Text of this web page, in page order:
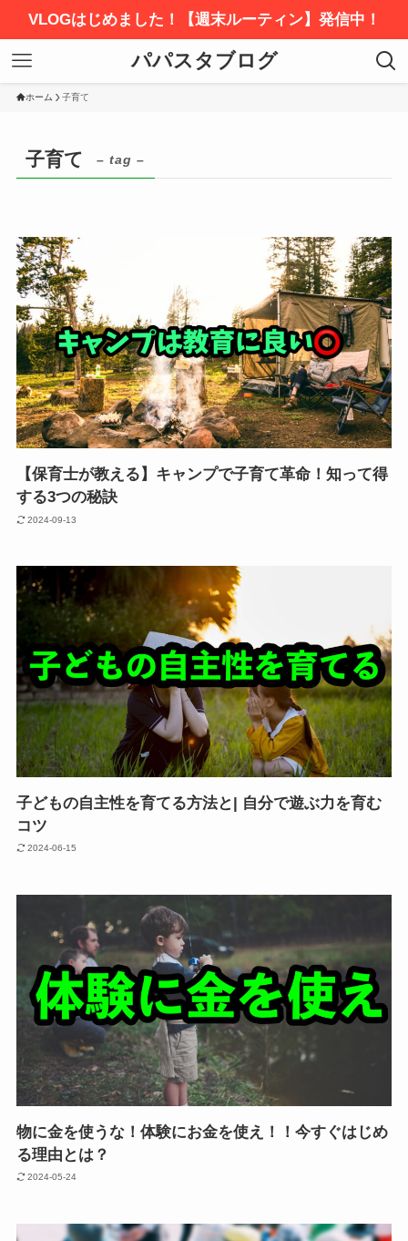
VLOGはじめました！【週末ルーティン】発信中！
パパスタブログ
ホーム 子育て
子育て – tag –
【保育士が教える】キャンプで子育て革命！知って得
する3つの秘訣
2024-09-13
子どもの自主性を育てる方法と| 自分で遊ぶ力を育む
コツ
2024-06-15
物に金を使うな！体験にお金を使え！！今すぐはじめ
る理由とは？
2024-05-24